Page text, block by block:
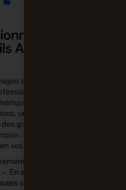
dans les « 10
ALM pour 2025
est la ressource par
qui souhaitent
avant-gardistes. Vous
une communauté, des
guides pratiques, des
: tout ce dont vous avez
vos projets numériques.
apprécié car il a été
». En effet, le magazine a noté
sortes de méthodologie